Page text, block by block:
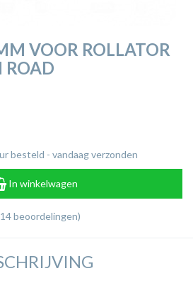
VOOR ROLLATOR
ROAD
besteld - vandaag verzonden
In winkelwagen
beoordelingen)